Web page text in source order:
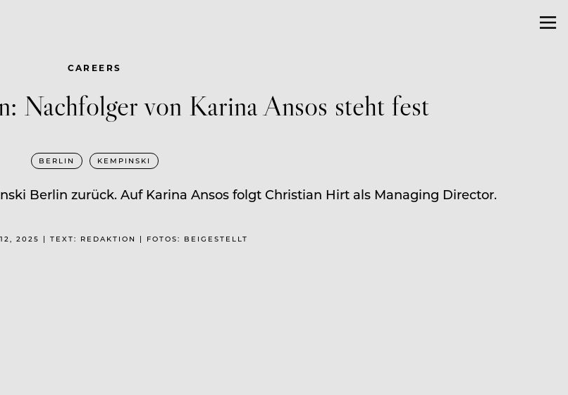
CAREERS
Nachfolger von Karina Ansos steht fest
BERLIN KEMPINSKI
Berlin zurück. Auf Karina Ansos folgt Christian Hirt als Managing Director.
2025 | TEXT: REDAKTION | FOTOS: BEIGESTELLT